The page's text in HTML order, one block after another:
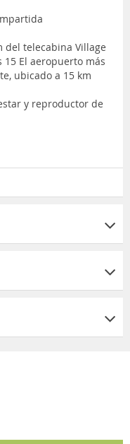
del telecabina Village
15 El aeropuerto más
ubicado a 15 km
y reproductor de